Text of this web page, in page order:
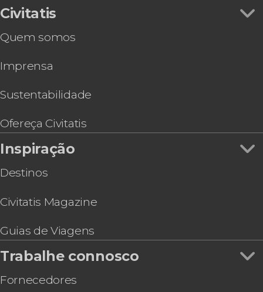
Civitatis
Quem somos
Imprensa
Sustentabilidade
Ofereça Civitatis
Inspiração
Destinos
Civitatis Magazine
Guias de Viagens
Trabalhe connosco
Fornecedores